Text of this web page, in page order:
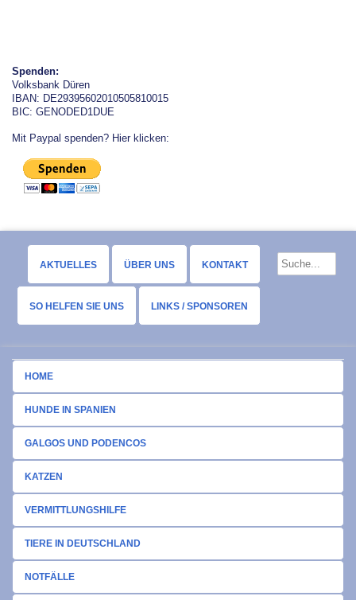
Spenden:
Volksbank Düren
IBAN: DE29395602010505810015
BIC: GENODED1DUE
Mit Paypal spenden? Hier klicken:
AKTUELLES ÜBER UNS KONTAKT
SO HELFEN SIE UNS LINKS / SPONSOREN
HOME
HUNDE IN SPANIEN
GALGOS UND PODENCOS
KATZEN
VERMITTLUNGSHILFE
TIERE IN DEUTSCHLAND
NOTFÄLLE